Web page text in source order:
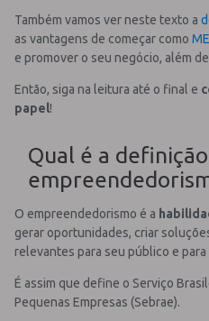
Também vamos ver neste texto a
as vantagens de começar como
e promover o seu negócio, além
Então, siga na leitura até o final e
papel!
Qual é a
O empreendedorismo é a
gerar oportunidades, criar
relevantes para seu público e para
É assim que define o Serviço
Pequenas Empresas (Sebrae).